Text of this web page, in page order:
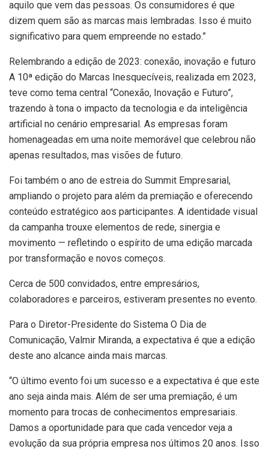
aquilo que vem das pessoas. Os consumidores é que
dizem quem são as marcas mais lembradas. Isso é muito
significativo para quem empreende no estado.”
Relembrando a edição de 2023: conexão, inovação e futuro
A 10ª edição do Marcas Inesquecíveis, realizada em 2023,
teve como tema central “Conexão, Inovação e Futuro”,
trazendo à tona o impacto da tecnologia e da inteligência
artificial no cenário empresarial. As empresas foram
homenageadas em uma noite memorável que celebrou não
apenas resultados, mas visões de futuro.
Foi também o ano de estreia do Summit Empresarial,
ampliando o projeto para além da premiação e oferecendo
conteúdo estratégico aos participantes. A identidade visual
da campanha trouxe elementos de rede, sinergia e
movimento — refletindo o espírito de uma edição marcada
por transformação e novos começos.
Cerca de 500 convidados, entre empresários,
colaboradores e parceiros, estiveram presentes no evento.
Para o Diretor-Presidente do Sistema O Dia de
Comunicação, Valmir Miranda, a expectativa é que a edição
deste ano alcance ainda mais marcas.
“O último evento foi um sucesso e a expectativa é que este
ano seja ainda mais. Além de ser uma premiação, é um
momento para trocas de conhecimentos empresariais.
Damos a oportunidade para que cada vencedor veja a
evolução da sua própria empresa nos últimos 20 anos. Isso